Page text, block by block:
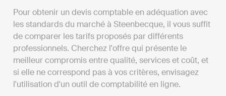
Pour obtenir un devis comptable en adéquation avec
les standards du marché à Steenbecque, il vous suffit
de comparer les tarifs proposés par différents
professionnels. Cherchez l'offre qui présente le
meilleur compromis entre qualité, services et coût, et
si elle ne correspond pas à vos critères, envisagez
l'utilisation d'un outil de comptabilité en ligne.